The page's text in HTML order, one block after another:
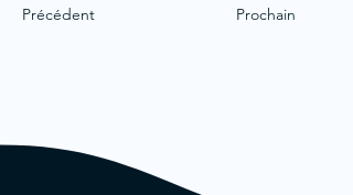
Précédent Prochain